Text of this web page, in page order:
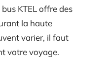
KTEL offre des
la haute
varier, il faut
votre voyage.